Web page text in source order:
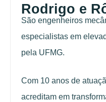
Rodrigo e
São engenheiros
especialistas em
pela UFMG.
Com 10 anos de
acreditam em